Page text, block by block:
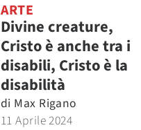
ARTE
Divine creature,
Cristo è anche tra i
disabili, Cristo è la
disabilità
di Max Rigano
11 Aprile 2024